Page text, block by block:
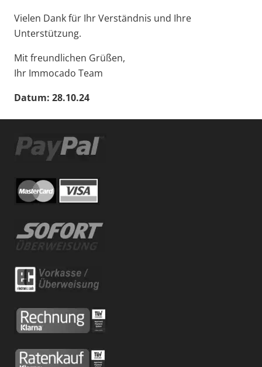
Vielen Dank für Ihr Verständnis und Ihre
Unterstützung.
Mit freundlichen Grüßen,
Ihr Immocado Team
Datum: 28.10.24